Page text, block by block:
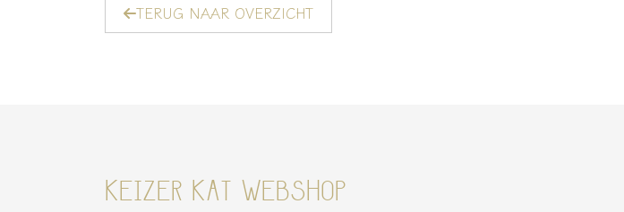
TERUG NAAR OVERZICHT
KEIZER KAT WEBSHOP